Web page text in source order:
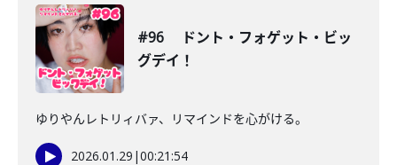
#96 ドント・フォゲット・ビッ
グデイ！
ゆりやんレトリィバァ、リマインドを心がける。
2026.01.29 |00:21:54